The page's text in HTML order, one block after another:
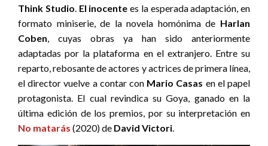
Think Studio. El inocente es la esperada adaptación, en
formato miniserie, de la novela homónima de Harlan
Coben, cuyas obras ya han sido anteriormente
adaptadas por la plataforma en el extranjero. Entre su
reparto, rebosante de actores y actrices de primera línea,
el director vuelve a contar con Mario Casas en el papel
protagonista. El cual revindica su Goya, ganado en la
última edición de los premios, por su interpretación en
No matarás (2020) de David Victori.